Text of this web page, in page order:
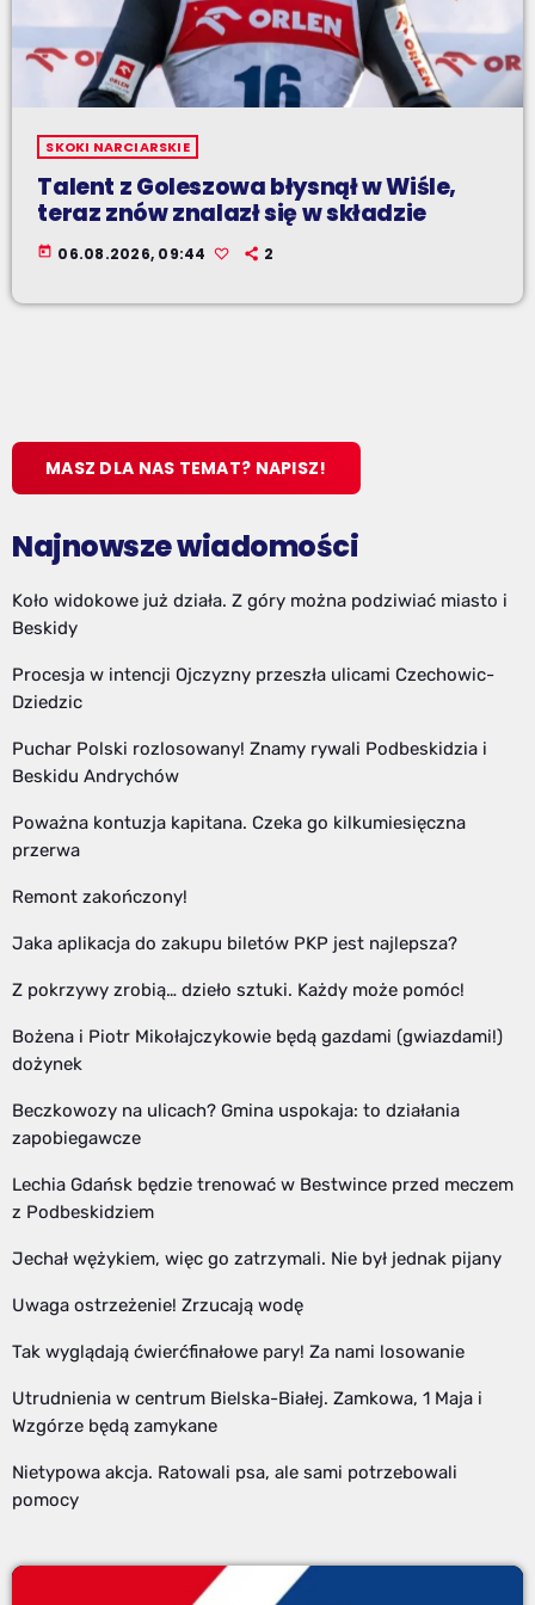
SKOKI NARCIARSKIE
Talent z Goleszowa błysnął w Wiśle,
teraz znów znalazł się w składzie
today 06.08.2026, 09:44 2
MASZ DLA NAS TEMAT? NAPISZ!
Najnowsze wiadomości
Koło widokowe już działa. Z góry można podziwiać miasto i
Beskidy
Procesja w intencji Ojczyzny przeszła ulicami Czechowic-
Dziedzic
Puchar Polski rozlosowany! Znamy rywali Podbeskidzia i
Beskidu Andrychów
Poważna kontuzja kapitana. Czeka go kilkumiesięczna
przerwa
Remont zakończony!
Jaka aplikacja do zakupu biletów PKP jest najlepsza?
Z pokrzywy zrobią… dzieło sztuki. Każdy może pomóc!
Bożena i Piotr Mikołajczykowie będą gazdami (gwiazdami!)
dożynek
Beczkowozy na ulicach? Gmina uspokaja: to działania
zapobiegawcze
Lechia Gdańsk będzie trenować w Bestwince przed meczem
z Podbeskidziem
Jechał wężykiem, więc go zatrzymali. Nie był jednak pijany
Uwaga ostrzeżenie! Zrzucają wodę
Tak wyglądają ćwierćfinałowe pary! Za nami losowanie
Utrudnienia w centrum Bielska-Białej. Zamkowa, 1 Maja i
Wzgórze będą zamykane
Nietypowa akcja. Ratowali psa, ale sami potrzebowali
pomocy